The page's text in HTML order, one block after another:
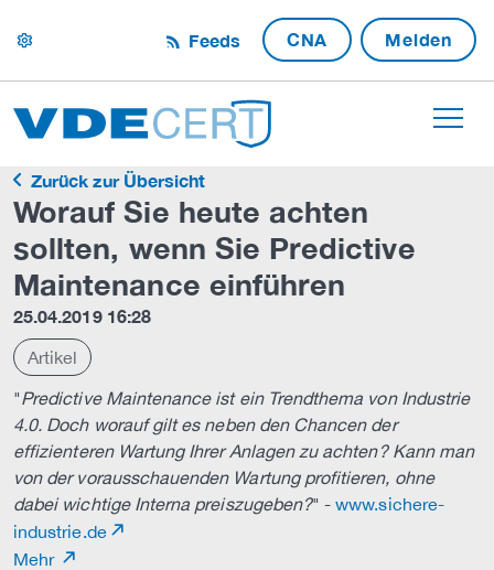
settings Feeds CNA Melden
Zurück zur Übersicht
Worauf Sie heute achten
sollten, wenn Sie Predictive
Maintenance einführen
25.04.2019 16:28
Artikel
"Predictive Maintenance ist ein Trendthema von Industrie
4.0. Doch worauf gilt es neben den Chancen der
effizienteren Wartung Ihrer Anlagen zu achten? Kann man
von der vorausschauenden Wartung profitieren, ohne
dabei wichtige Interna preiszugeben?" -www.sichere-
industrie.de
Mehr